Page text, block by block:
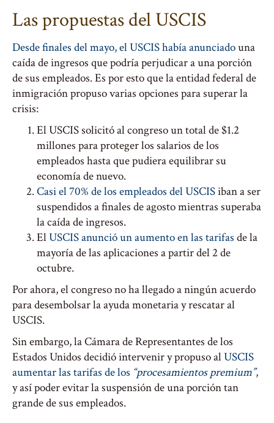
Las propuestas del USCIS
Desde finales del mayo, el USCIS había anunciadouna
caída de ingresos que podría perjudicar a una porción
de sus empleados. Es por esto que la entidad federal de
inmigración propuso varias opciones para superar la
crisis:
El USCIS solicitó al congreso un total de $1.2
millones para proteger los salarios de los
empleados hasta que pudiera equilibrar su
economía de nuevo.
Casi el 70% de los empleados del USCISiban a ser
suspendidos a finales de agosto mientras superaba
la caída de ingresos.
ElUSCIS anunció un aumento en las tarifas de la
mayoría de las aplicaciones a partir del 2 de
octubre.
Por ahora, el congreso no ha llegado a ningún acuerdo
para desembolsar la ayuda monetaria y rescatar al
USCIS.
Sin embargo, la Cámara de Representantes de los
Estados Unidos decidió intervenir y propuso alUSCIS
aumentar las tarifas de los “procesamientos premium”,
y así poder evitar la suspensión de una porción tan
grande de sus empleados.